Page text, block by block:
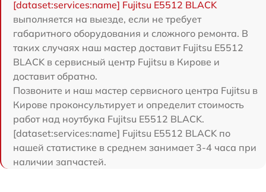
[dataset:services:name] Fujitsu E5512 BLACK
выполняется на выезде, если не требует
габаритного оборудования и сложного ремонта. В
таких случаях наш мастер доставит Fujitsu E5512
BLACK в сервисный центр Fujitsu в Кирове и
доставит обратно.
Позвоните и наш мастер сервисного центра Fujitsu в
Кирове проконсультирует и определит стоимость
работ над ноутбука Fujitsu E5512 BLACK.
[dataset:services:name] Fujitsu E5512 BLACK по
нашей статистике в среднем занимает 3-4 часа при
наличии запчастей.